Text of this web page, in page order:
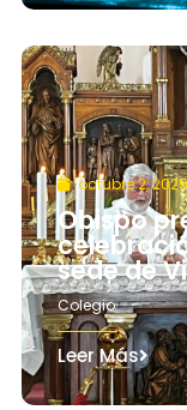
octubre 2, 2025
Obispo
sede de
Colegio
Leer Más